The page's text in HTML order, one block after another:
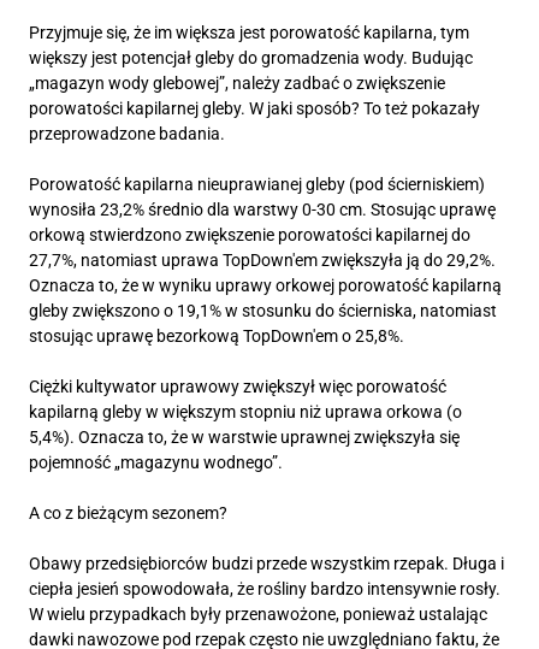
Przyjmuje się, że im większa jest porowatość kapilarna, tym
większy jest potencjał gleby do gromadzenia wody. Budując
„magazyn wody glebowej”, należy zadbać o zwiększenie
porowatości kapilarnej gleby. W jaki sposób? To też pokazały
przeprowadzone badania.
Porowatość kapilarna nieuprawianej gleby (pod ścierniskiem)
wynosiła 23,2% średnio dla warstwy 0-30 cm. Stosując uprawę
orkową stwierdzono zwiększenie porowatości kapilarnej do
27,7%, natomiast uprawa TopDown'em zwiększyła ją do 29,2%.
Oznacza to, że w wyniku uprawy orkowej porowatość kapilarną
gleby zwiększono o 19,1% w stosunku do ścierniska, natomiast
stosując uprawę bezorkową TopDown'em o 25,8%.
Ciężki kultywator uprawowy zwiększył więc porowatość
kapilarną gleby w większym stopniu niż uprawa orkowa (o
5,4%). Oznacza to, że w warstwie uprawnej zwiększyła się
pojemność „magazynu wodnego”.
A co z bieżącym sezonem?
Obawy przedsiębiorców budzi przede wszystkim rzepak. Długa i
ciepła jesień spowodowała, że rośliny bardzo intensywnie rosły.
W wielu przypadkach były przenawożone, ponieważ ustalając
dawki nawozowe pod rzepak często nie uwzględniano faktu, że